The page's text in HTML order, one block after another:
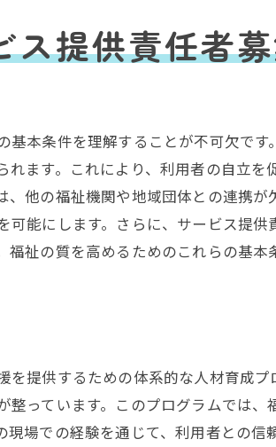
ス提供責任者
本条件を理解することが不可欠です
ます。これにより、利用者の自立を
他の福祉機関や地域団体との連携が
能にします。さらに、サービス提供
祉の質を高めるためのこれらの基本
提供するための体系的な人材育成プ
っています。このプログラムでは、
場での経験を通じて、利用者との信